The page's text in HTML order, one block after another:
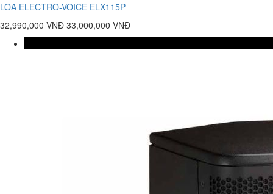
LOA ELECTRO-VOICE ELX115P
32,990,000 VNĐ 33,000,000 VNĐ